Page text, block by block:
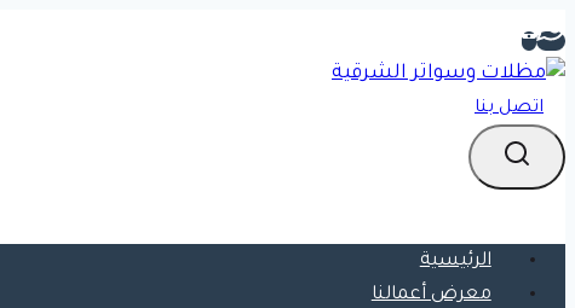
إلى
اتصل بنا
الرئيسية
معرض أعمالنا